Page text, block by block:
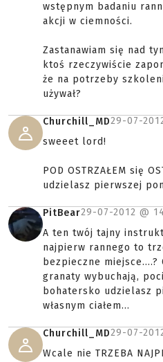
wstępnym badaniu
akcji w ciemności.
Zastanawiam się nad
ktoś rzeczywiście
że na potrzeby
używał?
Churchill_MD29-07-
sweeet lord!
POD OSTRZAŁEM się
udzielasz pierwszej
PitBear29-07-2012 @
A ten twój tajny
najpierw rannego to
bezpieczne
granaty wybuchają,
bohatersko udzielasz
własnym ciałem...
Churchill_MD29-07-
Wcale nie TRZEBA